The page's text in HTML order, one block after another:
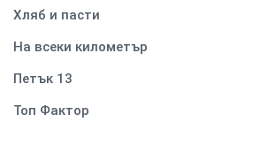
Хляб и пасти
На всеки километър
Петък 13
Топ Фактор